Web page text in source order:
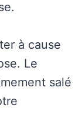
à cause
Le
salé